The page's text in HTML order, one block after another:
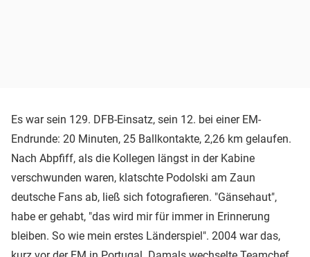
Es war sein 129. DFB-Einsatz, sein 12. bei einer EM-
Endrunde: 20 Minuten, 25 Ballkontakte, 2,26 km gelaufen.
Nach Abpfiff, als die Kollegen längst in der Kabine
verschwunden waren, klatschte Podolski am Zaun
deutsche Fans ab, ließ sich fotografieren. "Gänsehaut",
habe er gehabt, "das wird mir für immer in Erinnerung
bleiben. So wie mein erstes Länderspiel". 2004 war das,